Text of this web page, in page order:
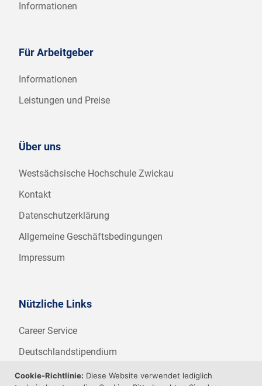
Informationen
Für Arbeitgeber
Informationen
Leistungen und Preise
Über uns
Westsächsische Hochschule Zwickau
Kontakt
Datenschutzerklärung
Allgemeine Geschäftsbedingungen
Impressum
Nützliche Links
Career Service
Deutschlandstipendium
WHZ Firmenstipendium
Cookie-Richtlinie: Diese Website verwendet lediglich